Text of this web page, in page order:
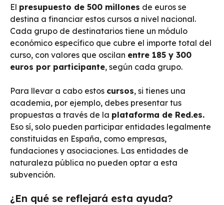
El presupuesto de 500 millones de euros se
destina a financiar estos cursos a nivel nacional.
Cada grupo de destinatarios tiene un módulo
económico específico que cubre el importe total del
curso, con valores que oscilan entre 185 y 300
euros por participante, según cada grupo.
Para llevar a cabo estos cursos, si tienes una
academia, por ejemplo, debes presentar tus
propuestas a través de la plataforma de Red.es.
Eso sí, solo pueden participar entidades legalmente
constituidas en España, como empresas,
fundaciones y asociaciones. Las entidades de
naturaleza pública no pueden optar a esta
subvención.
¿En qué se reflejará esta ayuda?